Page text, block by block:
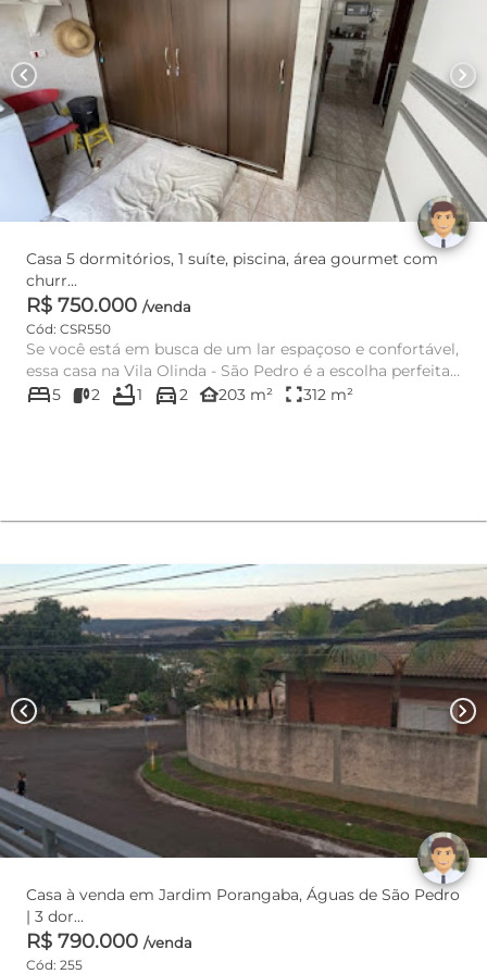
chevron_left chevron_right
Casa 5 dormitórios, 1 suíte, piscina, área gourmet com
churr...
R$ 750.000 /venda
Cód: CSR550
Se você está em busca de um lar espaçoso e confortável,
essa casa na Vila Olinda - São Pedro é a escolha perfeita!
Com ...
bed5 2 bathtub1 directions_car2 other_houses203 m² fullscreen312 m²
chevron_left chevron_right
Casa à venda em Jardim Porangaba, Águas de São Pedro
| 3 dor...
R$ 790.000 /venda
Cód: 255